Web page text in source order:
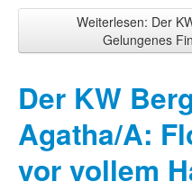
Weiterlesen: Der
Gelungenes
Der KW
Agatha/A:
vor vollem